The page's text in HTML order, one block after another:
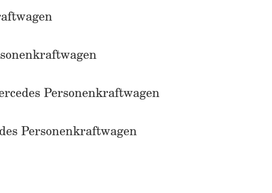
Personenkraftwagen
Personenkraftwagen